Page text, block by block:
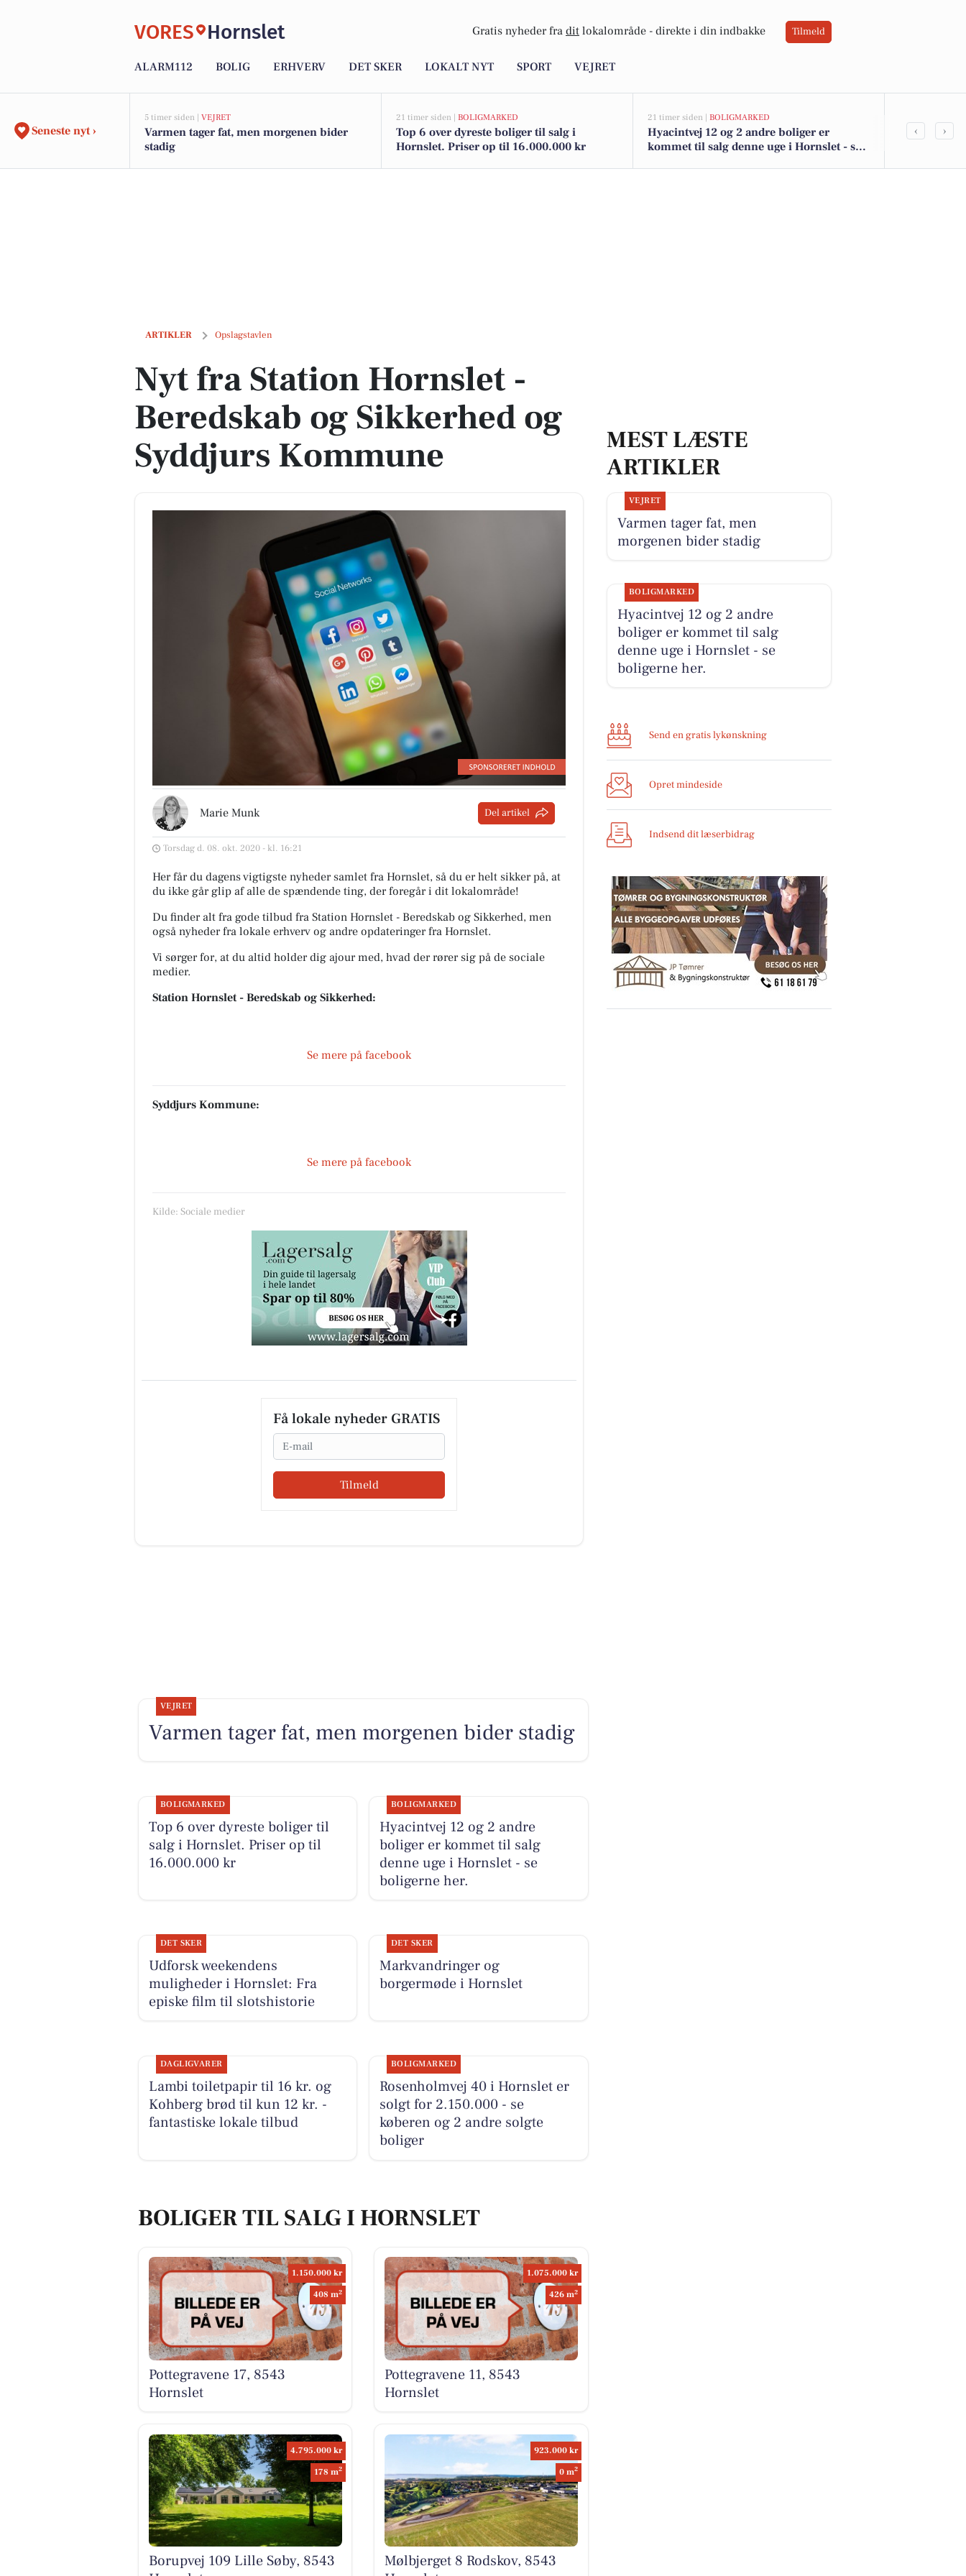
VORES Hornslet Gratis nyheder fra dit lokalområde - direkte i din indbakke Tilmeld
ALARM112 BOLIG ERHVERV DET SKER LOKALT NYT SPORT VEJRET
Seneste nyt ›
5 timer siden | VEJRET
Varmen tager fat, men morgenen bider
stadig
21 timer siden | BOLIGMARKED
Top 6 over dyreste boliger til salg i
Hornslet. Priser op til 16.000.000 kr
21 timer siden | BOLIGMARKED
Hyacintvej 12 og 2 andre boliger er
kommet til salg denne uge i Hornslet - se
Udforsk
‹ ›
ARTIKLER Opslagstavlen
Nyt fra Station Hornslet - Beredskab og Sikkerhed og Syddjurs Kommune
Nyt fra Station Hornslet -
Beredskab og Sikkerhed og
Syddjurs Kommune
Marie Munk Del artikel
Torsdag d. 08. okt. 2020 - kl. 16:21
Her får du dagens vigtigste nyheder samlet fra Hornslet, så du er helt sikker på, at
du ikke går glip af alle de spændende ting, der foregår i dit lokalområde!
Du finder alt fra gode tilbud fra Station Hornslet - Beredskab og Sikkerhed, men
også nyheder fra lokale erhverv og andre opdateringer fra Hornslet.
Vi sørger for, at du altid holder dig ajour med, hvad der rører sig på de sociale
medier.
Station Hornslet - Beredskab og Sikkerhed:
Se mere på facebook
Syddjurs Kommune:
Se mere på facebook
Kilde: Sociale medier
Få lokale nyheder GRATIS
Email
Tilmeld
MEST LÆSTE
ARTIKLER
VEJRET
Varmen tager fat, men
morgenen bider stadig
BOLIGMARKED
Hyacintvej 12 og 2 andre
boliger er kommet til salg
denne uge i Hornslet - se
boligerne her.
Send en gratis lykønskning
Opret mindeside
Indsend dit læserbidrag
VEJRET
Varmen tager fat, men morgenen bider stadig
BOLIGMARKED
Top 6 over dyreste boliger til
salg i Hornslet. Priser op til
16.000.000 kr
BOLIGMARKED
Hyacintvej 12 og 2 andre
boliger er kommet til salg
denne uge i Hornslet - se
boligerne her.
DET SKER
Udforsk weekendens
muligheder i Hornslet: Fra
episke film til slotshistorie
DET SKER
Markvandringer og
borgermøde i Hornslet
DAGLIGVARER
Lambi toiletpapir til 16 kr. og
Kohberg brød til kun 12 kr. -
fantastiske lokale tilbud
BOLIGMARKED
Rosenholmvej 40 i Hornslet er
solgt for 2.150.000 - se
køberen og 2 andre solgte
boliger
BOLIGER TIL SALG I HORNSLET
1.150.000 kr
408 m2
Pottegravene 17, 8543
Hornslet
1.075.000 kr
426 m2
Pottegravene 11, 8543
Hornslet
4.795.000 kr
178 m2
Borupvej 109 Lille Søby, 8543
923.000 kr
0 m2
Mølbjerget 8 Rodskov, 8543